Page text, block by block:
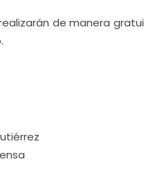
de manera